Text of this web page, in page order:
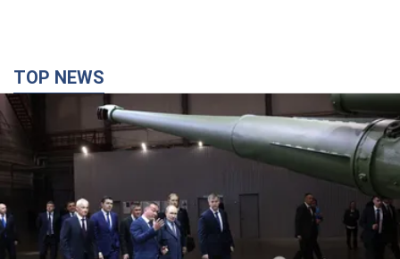
залишився майже без ракет: як бути Україні?
Інтерв’ю з Мельником
Думка, що в Росії закінчаться балістичні ракети, вкрай
небезпечна, наголосив експерт
7 часов назад
Україна має домовленості на щомісячну
поставку ракет до Patriot від США: Зеленський